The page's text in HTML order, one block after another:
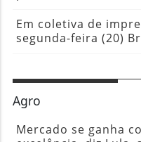
Em coletiva de
segunda-feira (20)
Agro
Mercado se ganha